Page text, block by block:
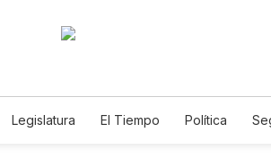
Legislatura El Tiempo Política